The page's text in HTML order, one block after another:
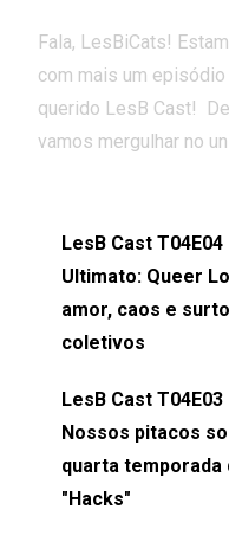
Fala, LesBiCats!
com mais um
querido LesB Cast!
vamos mergulhar no
e levantou debates
relacionamentos
gente comentar os
momentos, as
pensar (e rir) sobre
também pode
conversa mandando
pauta, comentários,
LesB Cast T04E04
Ultimato: Queer
amor, caos e
coletivos
LesB Cast T04E03
Nossos pitacos
quarta temporada
"Hacks"